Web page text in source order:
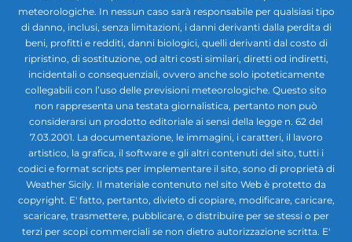
meteorologiche. In nessun caso sarà responsabile per qualsiasi tipo
di danno, inclusi, senza limitazioni, i danni derivanti dalla perdita di
beni, profitti e redditi, danni biologici, quelli derivanti dal costo di
ripristino, di sostituzione, od altri costi similari, diretti od indiretti,
incidentali o consequenziali, ovvero anche solo ipoteticamente
collegabili con l’uso delle previsioni meteorologiche. Questo sito
non rappresenta una testata giornalistica, pertanto non può
considerarsi un prodotto editoriale ai sensi della legge n. 62 del
7.03.2001. La documentazione, le immagini, i caratteri, il lavoro
artistico, la grafica, il software e gli altri contenuti del sito, tutti i
codici e format scripts per implementare il sito, sono di proprietà di
Weather Sicily. Il materiale contenuto nel sito Web è protetto da
copyright. E' fatto, pertanto, divieto di copiare, modificare, caricare,
scaricare, trasmettere, pubblicare, o distribuire per se stessi o per
terzi per scopi commerciali se non dietro autorizzazione scritta. E'